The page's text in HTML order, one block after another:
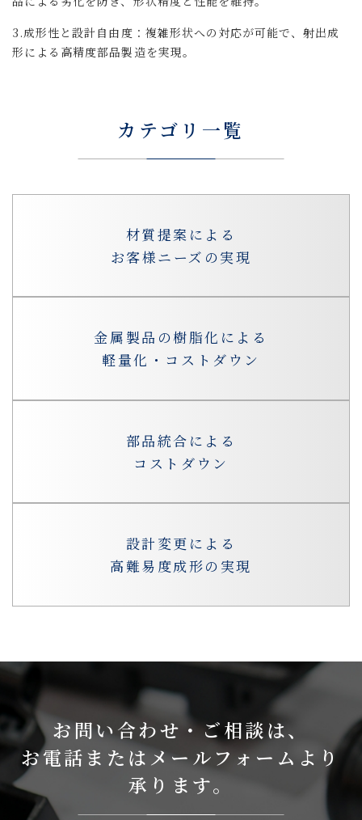
3.成形性と設計自由度：複雑形状への対応が可能で、射出成
形による高精度部品製造を実現。
カテゴリ一覧
材質提案による
お客様ニーズの実現
金属製品の樹脂化による
軽量化・コストダウン
部品統合による
コストダウン
設計変更による
高難易度成形の実現
お問い合わせ・ご相談は、
お電話またはメールフォームより
承ります。